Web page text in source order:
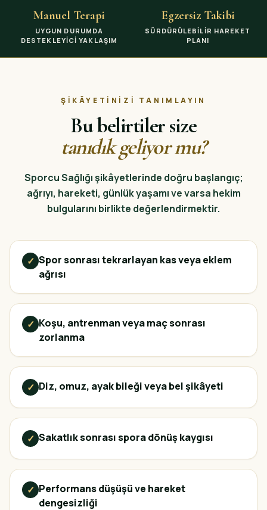
Manuel Terapi
UYGUN DURUMDA
DESTEKLEYICI YAKLAŞIM
Egzersiz Takibi
SÜRDÜRÜLEBILIR HAREKET
PLANI
ŞIKÂYETINIZI TANIMLAYIN
Bu belirtiler size
tanıdık geliyor mu?
Sporcu Sağlığı şikâyetlerinde doğru başlangıç;
ağrıyı, hareketi, günlük yaşamı ve varsa hekim
bulgularını birlikte değerlendirmektir.
✓ Spor sonrası tekrarlayan kas veya eklem
ağrısı
✓ Koşu, antrenman veya maç sonrası
zorlanma
✓ Diz, omuz, ayak bileği veya bel şikâyeti
✓ Sakatlık sonrası spora dönüş kaygısı
✓ Performans düşüşü ve hareket
dengesizliği